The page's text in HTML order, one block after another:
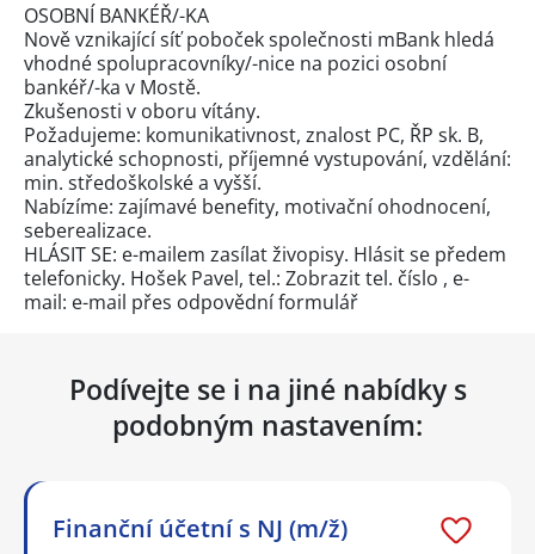
OSOBNÍ BANKÉŘ/-KA
Nově vznikající síť poboček společnosti mBank hledá
vhodné spolupracovníky/-nice na pozici osobní
bankéř/-ka v Mostě.
Zkušenosti v oboru vítány.
Požadujeme: komunikativnost, znalost PC, ŘP sk. B,
analytické schopnosti, příjemné vystupování, vzdělání:
min. středoškolské a vyšší.
Nabízíme: zajímavé benefity, motivační ohodnocení,
seberealizace.
HLÁSIT SE: e-mailem zasílat živopisy. Hlásit se předem
telefonicky. Hošek Pavel, tel.: Zobrazit tel. číslo , e-
mail: e-mail přes odpovědní formulář
Podívejte se i na jiné nabídky s
podobným nastavením:
Finanční účetní s NJ (m/ž)